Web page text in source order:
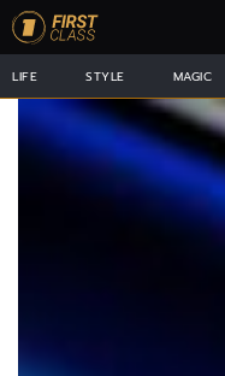
LIFE STYLE MAGIC